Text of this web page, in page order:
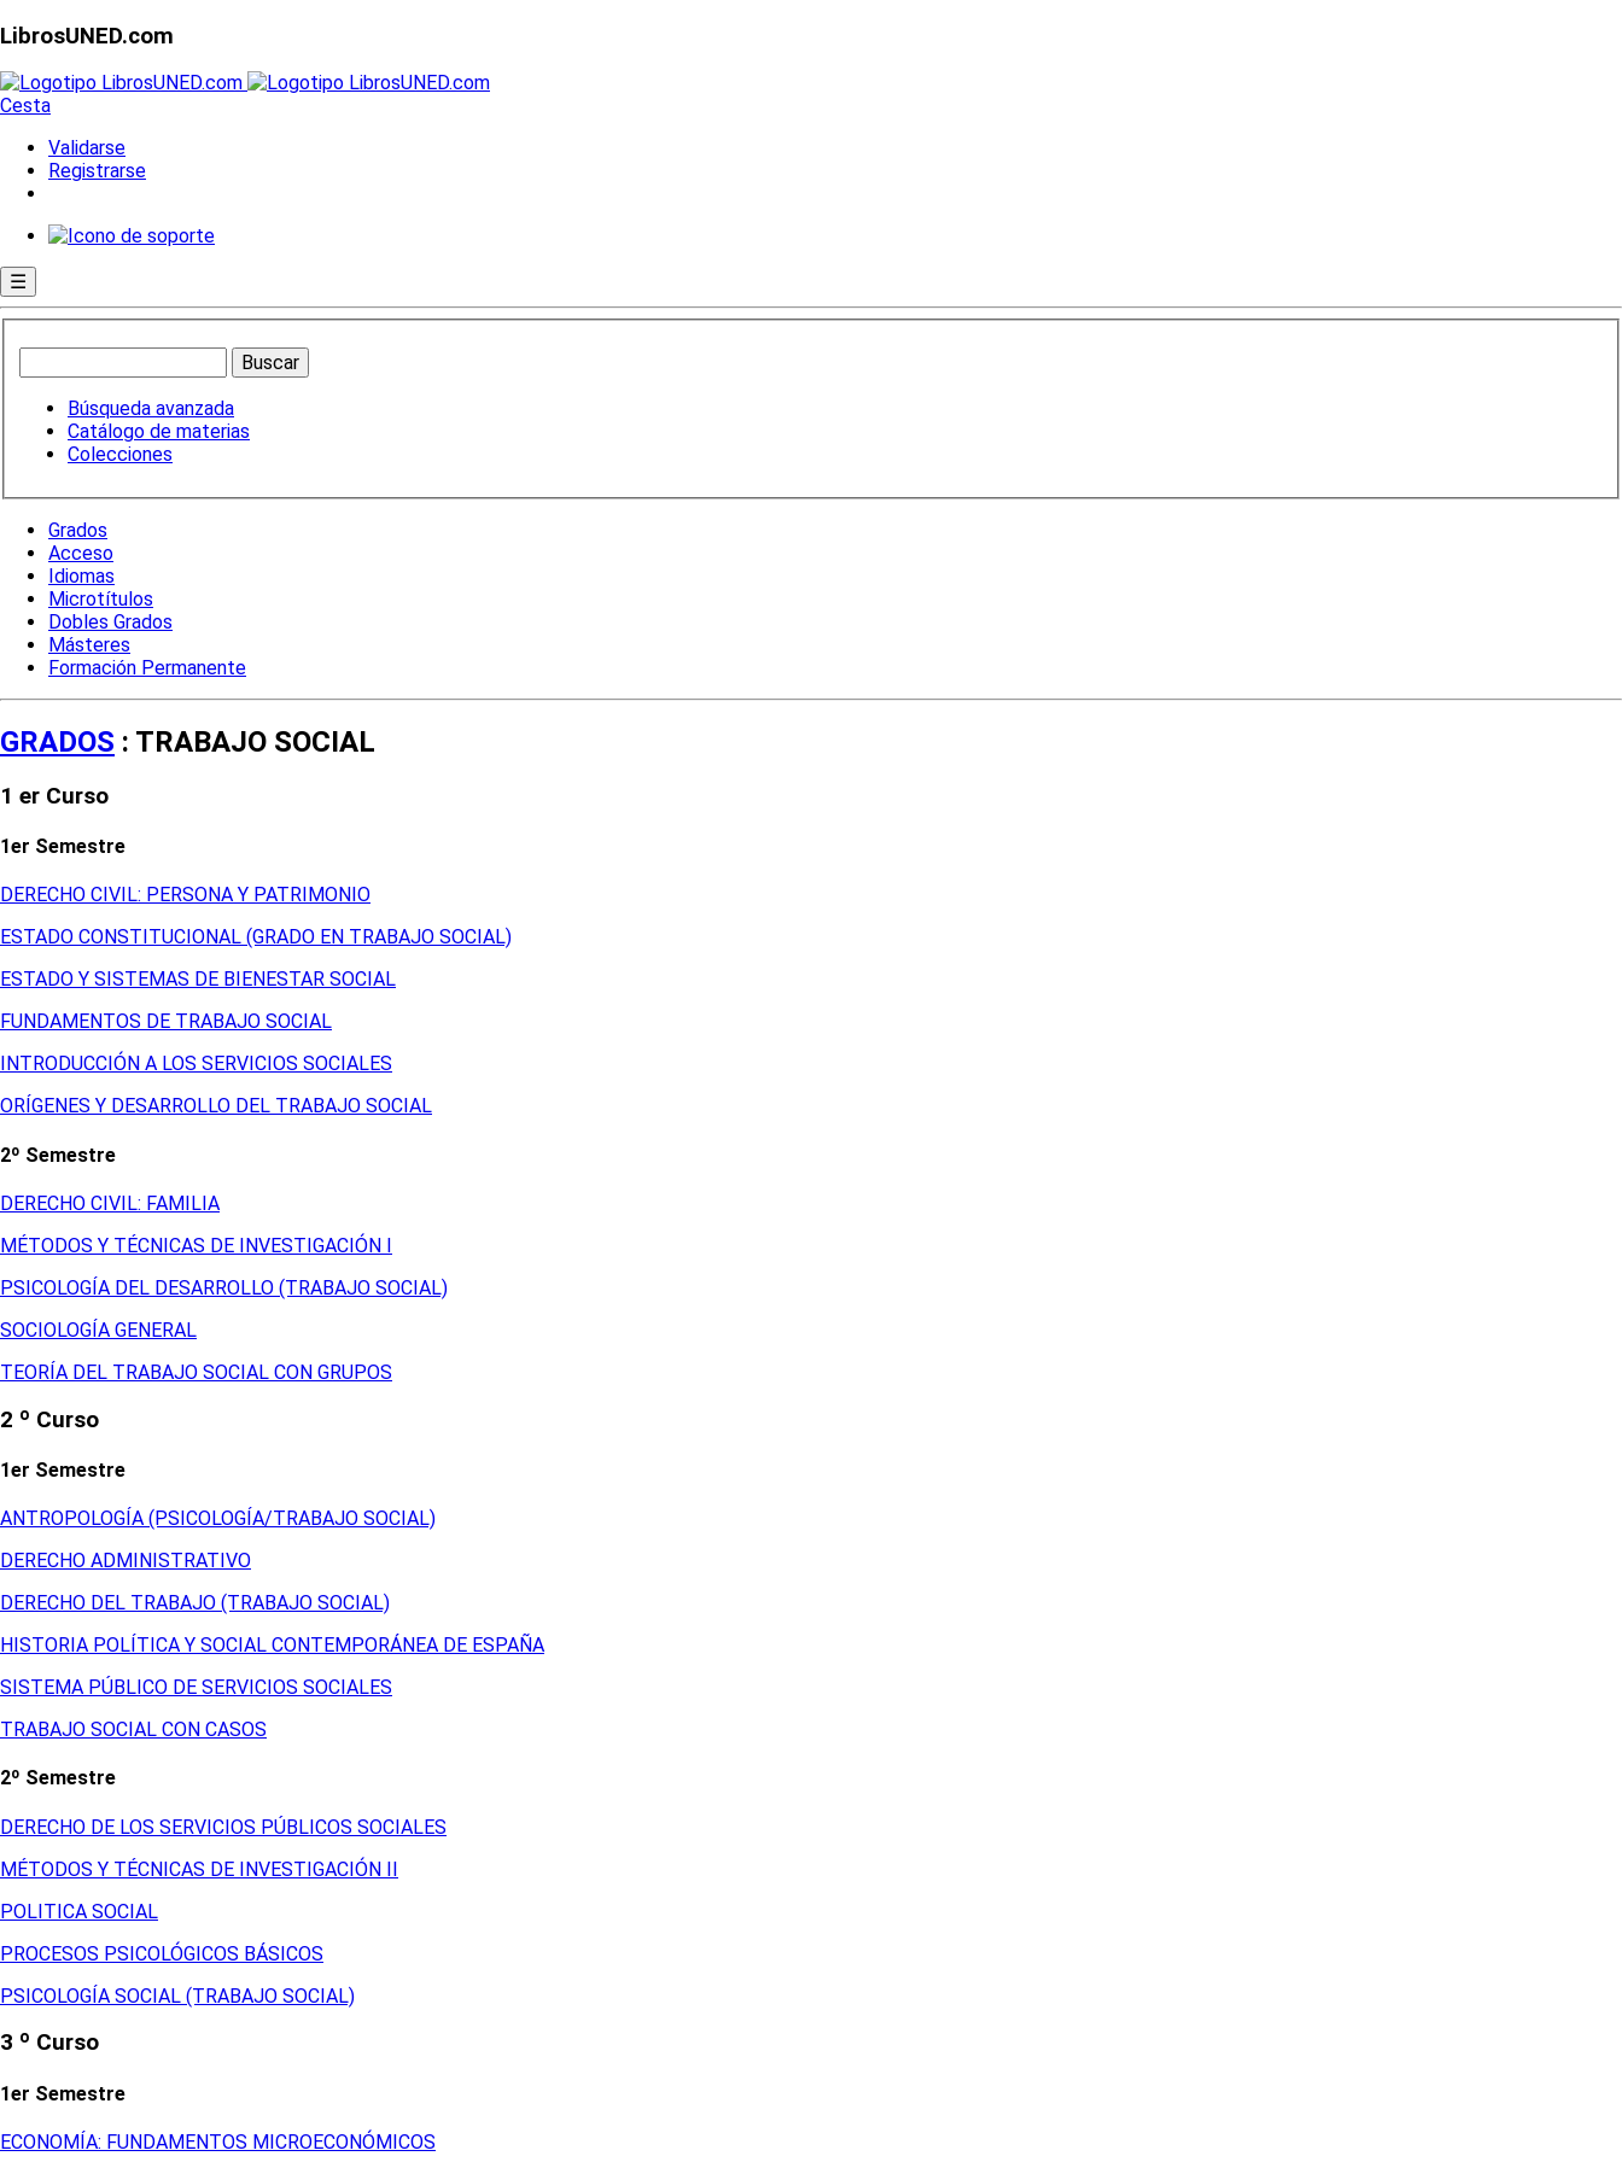
LibrosUNED.com
Cesta
Validarse
Registrarse
☰
Búsqueda avanzada
Catálogo de materias
Colecciones
Grados
Acceso
Idiomas
Microtítulos
Dobles Grados
Másteres
Formación Permanente
GRADOS : TRABAJO SOCIAL
1 er Curso
1er Semestre
DERECHO CIVIL: PERSONA Y PATRIMONIO
ESTADO CONSTITUCIONAL (GRADO EN TRABAJO SOCIAL)
ESTADO Y SISTEMAS DE BIENESTAR SOCIAL
FUNDAMENTOS DE TRABAJO SOCIAL
INTRODUCCIÓN A LOS SERVICIOS SOCIALES
ORÍGENES Y DESARROLLO DEL TRABAJO SOCIAL
2º Semestre
DERECHO CIVIL: FAMILIA
MÉTODOS Y TÉCNICAS DE INVESTIGACIÓN I
PSICOLOGÍA DEL DESARROLLO (TRABAJO SOCIAL)
SOCIOLOGÍA GENERAL
TEORÍA DEL TRABAJO SOCIAL CON GRUPOS
2 º Curso
1er Semestre
ANTROPOLOGÍA (PSICOLOGÍA/TRABAJO SOCIAL)
DERECHO ADMINISTRATIVO
DERECHO DEL TRABAJO (TRABAJO SOCIAL)
HISTORIA POLÍTICA Y SOCIAL CONTEMPORÁNEA DE ESPAÑA
SISTEMA PÚBLICO DE SERVICIOS SOCIALES
TRABAJO SOCIAL CON CASOS
2º Semestre
DERECHO DE LOS SERVICIOS PÚBLICOS SOCIALES
MÉTODOS Y TÉCNICAS DE INVESTIGACIÓN II
POLITICA SOCIAL
PROCESOS PSICOLÓGICOS BÁSICOS
PSICOLOGÍA SOCIAL (TRABAJO SOCIAL)
3 º Curso
1er Semestre
ECONOMÍA: FUNDAMENTOS MICROECONÓMICOS